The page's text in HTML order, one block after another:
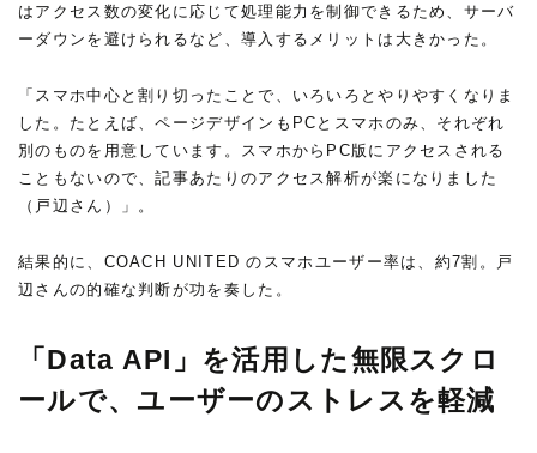
はアクセス数の変化に応じて処理能力を制御できるため、サーバ
ーダウンを避けられるなど、導入するメリットは大きかった。
「スマホ中心と割り切ったことで、いろいろとやりやすくなりま
した。たとえば、ページデザインもPCとスマホのみ、それぞれ
別のものを用意しています。スマホからPC版にアクセスされる
こともないので、記事あたりのアクセス解析が楽になりました
（戸辺さん）」。
結果的に、COACH UNITED のスマホユーザー率は、約7割。戸
辺さんの的確な判断が功を奏した。
「Data API」を活用した無限スクロ
ールで、ユーザーのストレスを軽減